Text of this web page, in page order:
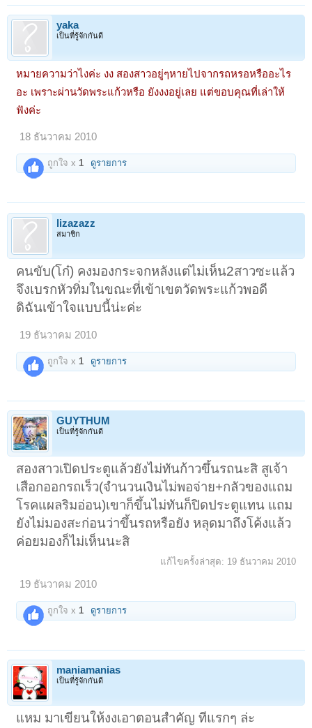
yaka
เป็นที่รู้จักกันดี
หมายความว่าไงค่ะ งง สองสาวอยู่ๆหายไปจากรถหรอหรืออะไร
อะ เพราะผ่านวัดพระแก้วหรือ ยังงงอยู่เลย แต่ขอบคุณที่เล่าให้
ฟังค่ะ
18 ธันวาคม 2010
ถูกใจ x1 ดูรายการ
lizazazz
สมาชิก
คนขับ(โก๋) คงมองกระจกหลังแต่ไม่เห็น2สาวซะแล้ว
จึงเบรกหัวทิ่มในขณะที่เข้าเขตวัดพระแก้วพอดี
ดิฉันเข้าใจแบบนี้น่ะค่ะ
19 ธันวาคม 2010
ถูกใจ x 1 ดูรายการ
GUYTHUM
เป็นที่รู้จักกันดี
สองสาวเปิดประตูแล้วยังไม่ทันก้าวขึ้นรถนะสิ สูเจ้า
เสือกออกรถเร็ว(จำนวนเงินไม่พอจ่าย+กลัวของแถม
โรคแผลริมอ่อน)เขาก็ขึ้นไม่ทันก็ปิดประตูแทน แถม
ยังไม่มองสะก่อนว่าขึ้นรถหรือยัง หลุดมาถึงโค้งแล้ว
ค่อยมองก็ไม่เห็นนะสิ
แก้ไขครั้งล่าสุด: 19 ธันวาคม 2010
19 ธันวาคม 2010
ถูกใจ x 1 ดูรายการ
maniamanias
เป็นที่รู้จักกันดี
แหม มาเขียนให้งงเอาตอนสำคัญ ทีแรกๆ ล่ะ